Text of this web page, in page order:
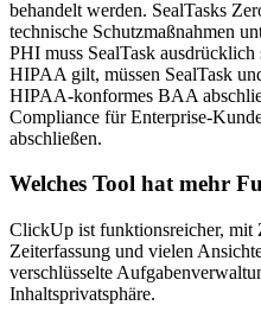
behandelt werden. SealTasks
technische Schutzmaßnahmen
PHI muss SealTask
HIPAA gilt, müssen SealTask
HIPAA-konformes BAA
Compliance für Enterprise-
abschließen.
Welches Tool hat mehr
ClickUp ist funktionsreicher, mit
Zeiterfassung und vielen
verschlüsselte
Inhaltsprivatsphäre.